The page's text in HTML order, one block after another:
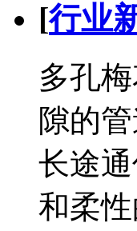
[行业
多孔
隙的
长途
和柔